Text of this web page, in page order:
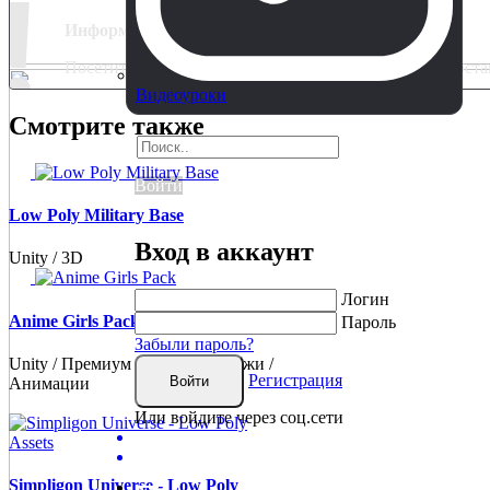
Видеоуроки
Войти
Вход в аккаунт
Логин
Пароль
Забыли пароль?
Войти
Регистрация
Или войдите через соц.сети
!
Информация
Посетители, находящиеся в группе
, не могут
Смотрите также
Low Poly Military Base
Unity / 3D
Anime Girls Pack
Unity / Премиум / 3D / Персонажи /
Анимации
Simpligon Universe - Low Poly